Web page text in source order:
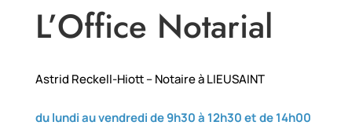
L’Office Notarial
Astrid Reckell-Hiott – Notaire à LIEUSAINT
du lundi au vendredi de 9h30 à 12h30 et de 14h00